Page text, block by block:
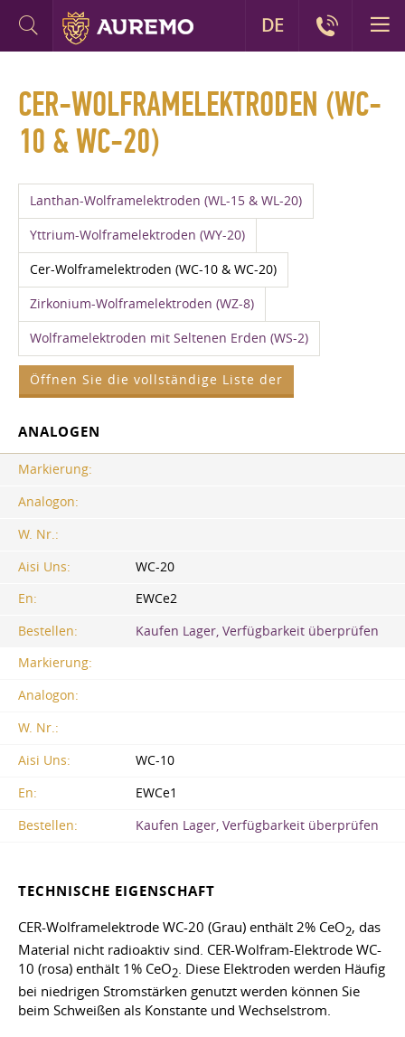
CER-WOLFRAMELEKTRODEN (WC-
10 & WC-20)
Lanthan-Wolframelektroden (WL-15 & WL-20)
Yttrium-Wolframelektroden (WY-20)
Cer-Wolframelektroden (WC-10 & WC-20)
Zirkonium-Wolframelektroden (WZ-8)
Wolframelektroden mit Seltenen Erden (WS-2)
Öffnen Sie die vollständige Liste der
ANALOGEN
Markierung:
Analogon:
W. Nr.:
Aisi Uns:
WC-20
En:
EWCe2
Bestellen:
Kaufen Lager, Verfügbarkeit überprüfen
Markierung:
Analogon:
W. Nr.:
Aisi Uns:
WC-10
En:
EWCe1
Bestellen:
Kaufen Lager, Verfügbarkeit überprüfen
TECHNISCHE EIGENSCHAFT
CER-Wolframelektrode WC-20 (Grau) enthält 2% CeO2, das
Material nicht radioaktiv sind. CER-Wolfram-Elektrode WC-
10 (rosa) enthält 1% CeO2 . Diese Elektroden werden Häufig
bei niedrigen Stromstärken genutzt werden können Sie
beim Schweißen als Konstante und Wechselstrom.
DE